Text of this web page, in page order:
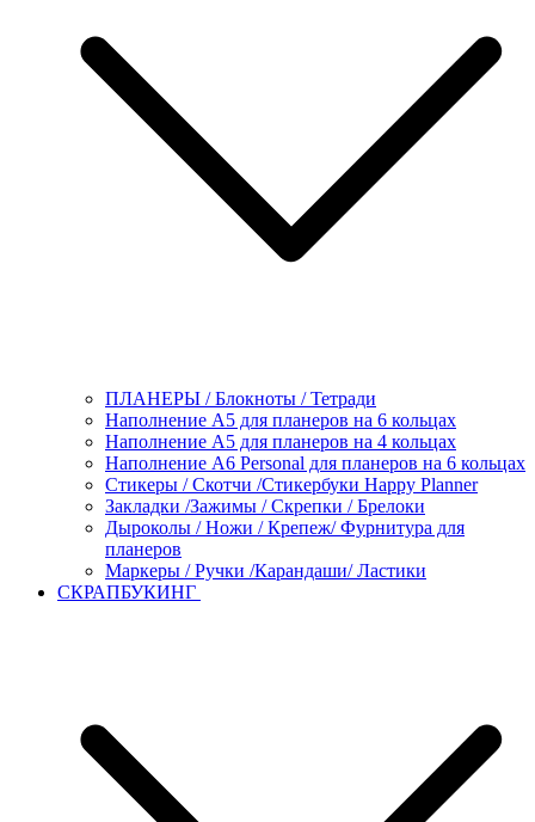
ПЛАНЕРЫ / Блокноты / Тетради
Наполнение А5 для планеров на 6 кольцах
Наполнение А5 для планеров на 4 кольцах
Наполнение А6 Personal для планеров на 6 кольцах
Стикеры / Скотчи /Стикербуки Happy Planner
Закладки /Зажимы / Скрепки / Брелоки
Дыроколы / Ножи / Крепеж/ Фурнитура для
планеров
Маркеры / Ручки /Карандаши/ Ластики
СКРАПБУКИНГ